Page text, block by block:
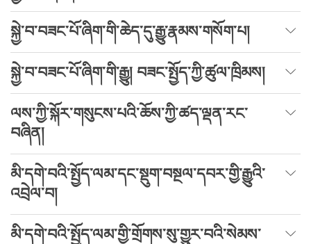
སྐྱེ་བ་བཟང་པོ་ཞིག་གི་ཆེད་དུ་རྒྱུ་རྣམས་གསོག་པ།
སྐྱེ་བ་བཟང་པོ་ཞིག་གི་རྒྱུ། བཟང་སྤྱོད་ཀྱི་ཚུལ་ཁྲིམས།
ལས་ཀྱི་སྐོར་གསུངས་པའི་ཆོས་ཀྱི་ཚད་ལྡན་རང་
བཞིན།
མི་དགེ་བའི་སྤྱོད་ལམ་དང་སྡུག་བསྔལ་དབར་གྱི་རྒྱུའི་
འབྲེལ་བ།
མི་དགེ་བའི་སྤྱོད་ལམ་གྱི་གྲོགས་སུ་གྱུར་བའི་སེམས་